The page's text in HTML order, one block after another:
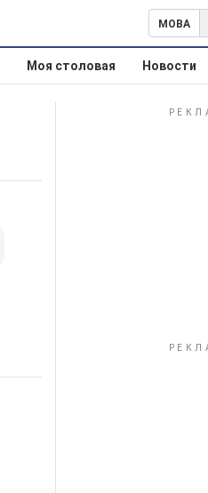
МОВА
Моя столовая Новости